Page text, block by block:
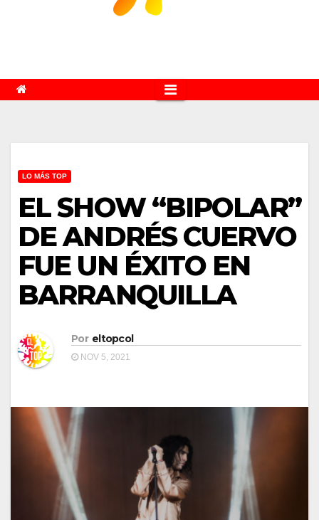
LO MÁS TOP
EL SHOW “BIPOLAR”
DE ANDRÉS CUERVO
FUE UN ÉXITO EN
BARRANQUILLA
Por eltopcol
NOV 5, 2021